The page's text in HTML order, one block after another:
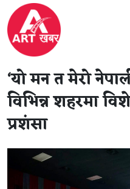
‘यो मन त मेरो
विभिन्न शहरमा
प्रशंसा